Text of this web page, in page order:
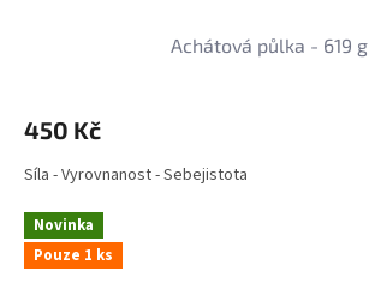
Achátová půlka - 619 g
450 Kč
Síla - Vyrovnanost - Sebejistota
Novinka
Pouze 1 ks